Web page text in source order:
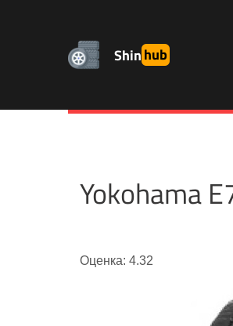
Shinhub
Yokohama
Оценка: 4.32